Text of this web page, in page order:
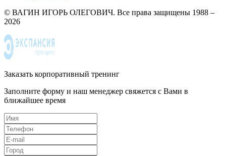
© ВАГИН ИГОРЬ ОЛЕГОВИЧ. Все права защищены 1988 –
2026
Заказать корпоративный тренинг
Заполните форму и наш менеджер свяжется с Вами в
ближайшее время